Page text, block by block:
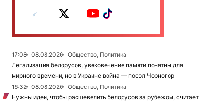
17:08 08.08.2026
Общество, Политика
Легализация белорусов, увековечение памяти понятны для
мирного времени, но в Украине война — посол Чорногор
16:32
08.08.2026
Общество, Политика
Нужны идеи, чтобы расшевелить белорусов за рубежом, считает